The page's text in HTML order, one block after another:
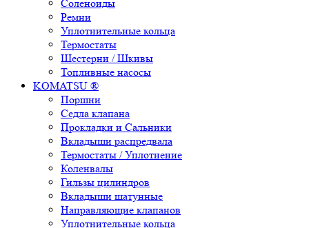
Соленоиды
Ремни
Уплотнительные кольца
Термостаты
Шестерни / Шкивы
Топливные насосы
KOMATSU ®
Поршни
Седла клапана
Прокладки и Сальники
Вкладыши распредвала
Термостаты / Уплотнение
Коленвалы
Гильзы цилиндров
Вкладыши шатунные
Направляющие клапанов
Уплотнительные кольца